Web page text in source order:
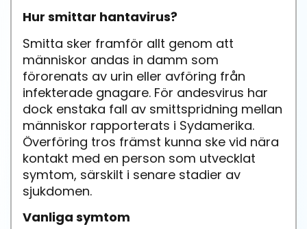
Hur smittar hantavirus?
Smitta sker framför allt genom att
människor andas in damm som
förorenats av urin eller avföring från
infekterade gnagare. För andesvirus har
dock enstaka fall av smittspridning mellan
människor rapporterats i Sydamerika.
Överföring tros främst kunna ske vid nära
kontakt med en person som utvecklat
symtom, särskilt i senare stadier av
sjukdomen.
Vanliga symtom